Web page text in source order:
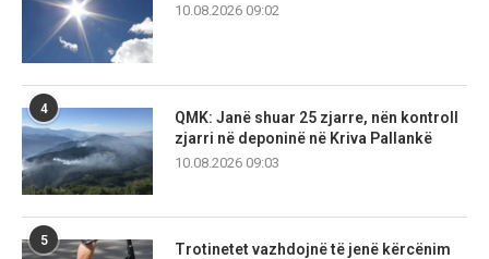
10.08.2026 09:02
4
QMK: Janë shuar 25 zjarre, nën kontroll
zjarri në deponinë në Kriva Pallankë
10.08.2026 09:03
5
Trotinetet vazhdojnë të jenë kërcënim